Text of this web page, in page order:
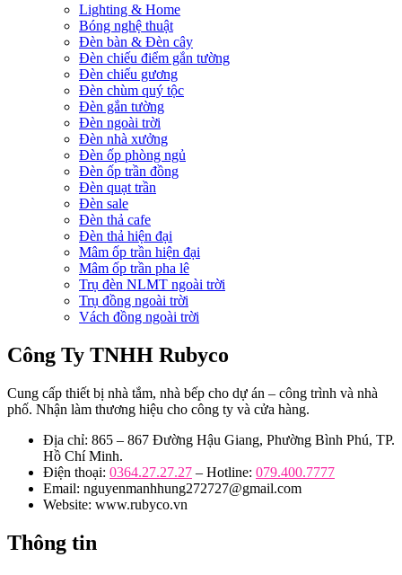
Lighting & Home
Bóng nghệ thuật
Đèn bàn & Đèn cây
Đèn chiếu điểm gắn tường
Đèn chiếu gương
Đèn chùm quý tộc
Đèn gắn tường
Đèn ngoài trời
Đèn nhà xưởng
Đèn ốp phòng ngủ
Đèn ốp trần đồng
Đèn quạt trần
Đèn sale
Đèn thả cafe
Đèn thả hiện đại
Mâm ốp trần hiện đại
Mâm ốp trần pha lê
Trụ đèn NLMT ngoài trời
Trụ đồng ngoài trời
Vách đồng ngoài trời
Công Ty TNHH Rubyco
Cung cấp thiết bị nhà tắm, nhà bếp cho dự án – công trình và nhà
phố. Nhận làm thương hiệu cho công ty và cửa hàng.
Địa chỉ: 865 – 867 Đường Hậu Giang, Phường Bình Phú, TP.
Hồ Chí Minh.
Điện thoại: 0364.27.27.27 – Hotline: 079.400.7777
Email: nguyenmanhhung272727@gmail.com
Website: www.rubyco.vn
Thông tin